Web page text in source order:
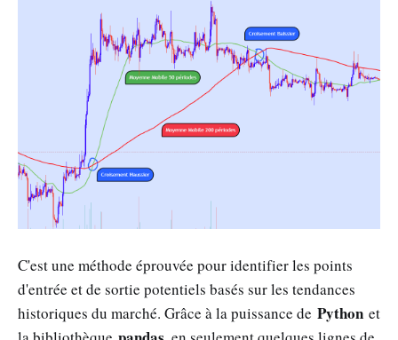
C'est une méthode éprouvée pour identifier les points
d'entrée et de sortie potentiels basés sur les tendances
historiques du marché. Grâce à la puissance de Python et